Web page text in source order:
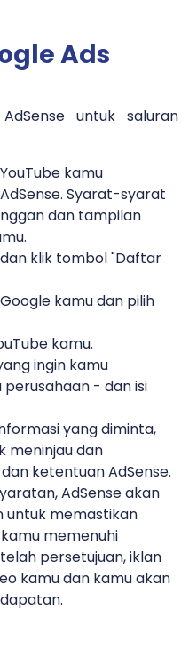
Ads
untuk saluran
kamu
Syarat-syarat
dan tampilan
klik tombol "Daftar
kamu dan pilih
kamu.
ingin kamu
- dan isi
yang diminta,
meninjau dan
ketentuan AdSense.
AdSense akan
untuk memastikan
memenuhi
persetujuan, iklan
kamu dan kamu akan